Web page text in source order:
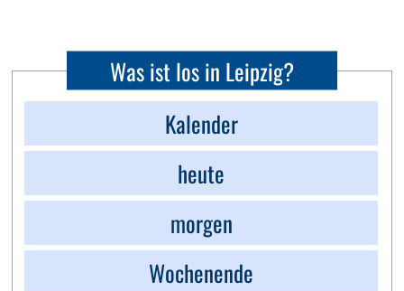
Was ist los in Leipzig?
Kalender
heute
morgen
Wochenende